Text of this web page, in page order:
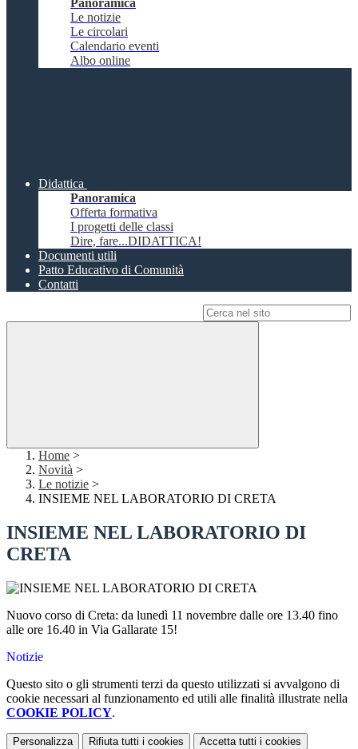
Panoramica
Le notizie
Le circolari
Calendario eventi
Albo online
Didattica
Panoramica
Offerta formativa
I progetti delle classi
Dire, fare...DIDATTICA!
Documenti utili
Patto Educativo di Comunità
Contatti
Home >
Novità >
Le notizie >
INSIEME NEL LABORATORIO DI CRETA
INSIEME NEL LABORATORIO DI
CRETA
Nuovo corso di Creta: da lunedì 11 novembre dalle ore 13.40 fino
alle ore 16.40 in Via Gallarate 15!
Notizie
Questo sito o gli strumenti terzi da questo utilizzati si avvalgono di
cookie necessari al funzionamento ed utili alle finalità illustrate nella
COOKIE POLICY.
Personalizza Rifiuta tutti i cookies Accetta tutti i cookies